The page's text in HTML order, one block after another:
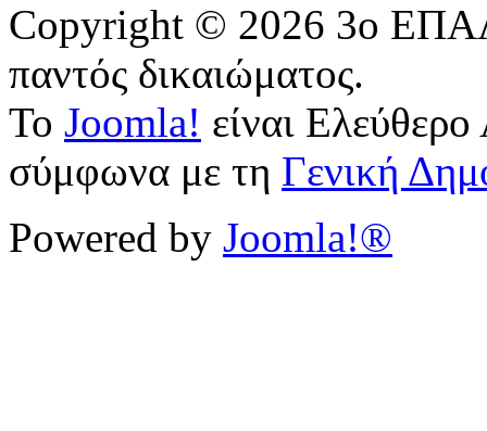
Copyright © 2026 3o
παντός δικαιώματος.
Το Joomla! είναι Ελεύθερο
σύμφωνα με τη Γενική
Powered by Joomla!®